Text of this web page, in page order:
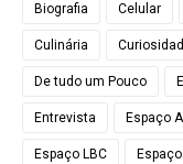
Biografia Celular
Culinária
De tudo um Pouco
Entrevista Espaço
Espaço LBC